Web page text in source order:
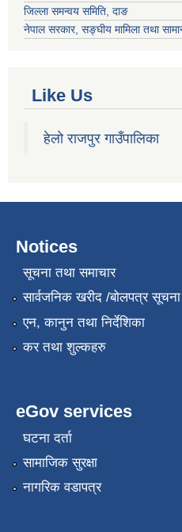
जिल्ला समन्वय समिति, दाङ
नेपाल सरकार, सङ्घीय मामिला तथा
Like Us
हेलो राजपुर गाउँपालिका
Notices
सूचना तथा समाचार
सार्वजनिक खरीद /बोलपत्र सूचना
एन, कानुन तथा निर्देशिका
कर तथा शुल्कहरु
eGov services
घटना दर्ता
सामाजिक सुरक्षा
नागरिक वडापत्र